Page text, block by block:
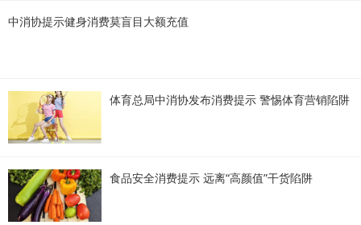
中消协提示健身消费莫盲目大额充值
体育总局中消协发布消费提示 警惕体育营销陷阱
食品安全消费提示 远离“高颜值”干货陷阱